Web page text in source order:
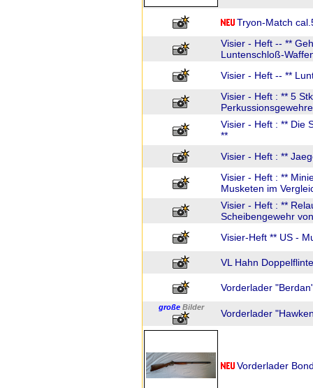
Tryon-Match
Visier - Heft -- **
Luntenschloß-
Visier - Heft -- **
Visier - Heft : ** 5
Visier - Heft : ** Die
**
Visier - Heft : **
Visier - Heft : **
Musketen im
Visier - Heft : **
Scheibengewehr
Visier-Heft ** US -
VL Hahn
Vorderlader
große Bilder
Vorderlader
Vorderlader